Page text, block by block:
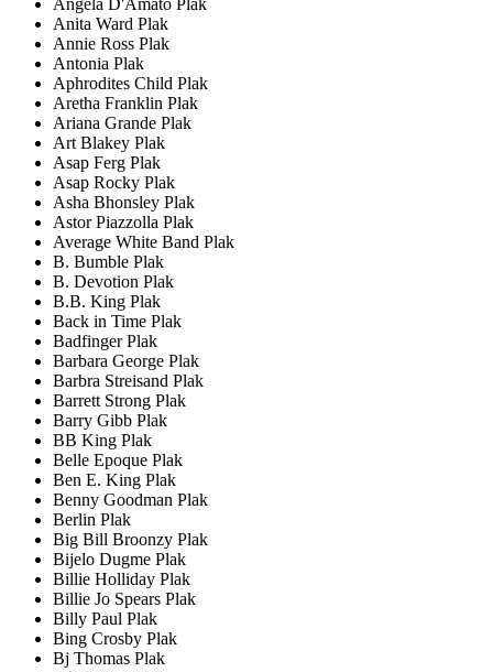
Anita Ward Plak
Annie Ross Plak
Antonia Plak
Aphrodites Child Plak
Aretha Franklin Plak
Ariana Grande Plak
Art Blakey Plak
Asap Ferg Plak
Asap Rocky Plak
Asha Bhonsley Plak
Astor Piazzolla Plak
Average White Band Plak
B. Bumble Plak
B. Devotion Plak
B.B. King Plak
Back in Time Plak
Badfinger Plak
Barbara George Plak
Barbra Streisand Plak
Barrett Strong Plak
Barry Gibb Plak
BB King Plak
Belle Epoque Plak
Ben E. King Plak
Benny Goodman Plak
Berlin Plak
Big Bill Broonzy Plak
Bijelo Dugme Plak
Billie Holliday Plak
Billie Jo Spears Plak
Billy Paul Plak
Bing Crosby Plak
Bj Thomas Plak